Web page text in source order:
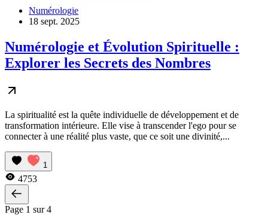
Numérologie
18 sept. 2025
Numérologie et Évolution Spirituelle :
Explorer les Secrets des Nombres
La spiritualité est la quête individuelle de développement et de
transformation intérieure. Elle vise à transcender l'ego pour se
connecter à une réalité plus vaste, que ce soit une divinité,...
1
4753
Page 1 sur 4